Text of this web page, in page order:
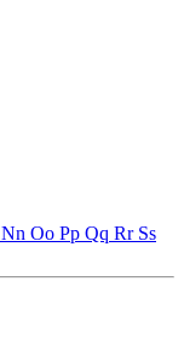
Nn Oo Pp Qq Rr Ss